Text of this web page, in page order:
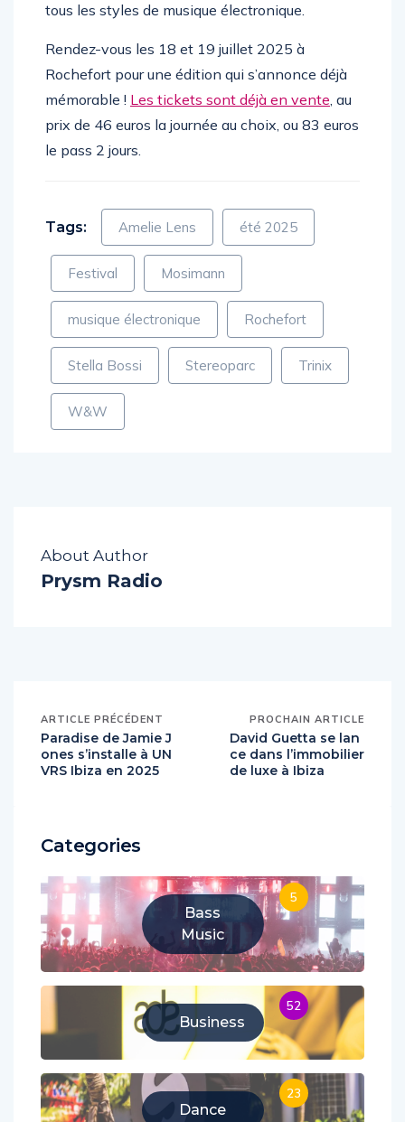
tous les styles de musique électronique.
Rendez-vous les 18 et 19 juillet 2025 à
Rochefort pour une édition qui s’annonce déjà
mémorable ! Les tickets sont déjà en vente, au
prix de 46 euros la journée au choix, ou 83 euros
le pass 2 jours.
Tags: Amelie Lens été 2025
Festival Mosimann
musique électronique Rochefort
Stella Bossi Stereoparc Trinix
W&W
About Author
Prysm Radio
ARTICLE PRÉCÉDENT
Paradise de Jamie J
ones s’installe à UN
VRS Ibiza en 2025
PROCHAIN ARTICLE
David Guetta se lan
ce dans l’immobilier
de luxe à Ibiza
Categories
Bass
Music
5
Business
52
Dance
23